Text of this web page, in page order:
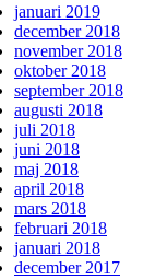
januari 2019
december 2018
november 2018
oktober 2018
september 2018
augusti 2018
juli 2018
juni 2018
maj 2018
april 2018
mars 2018
februari 2018
januari 2018
december 2017